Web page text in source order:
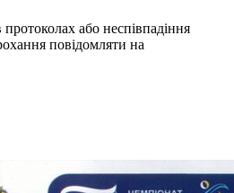
або неспівпадіння
повідомляти на